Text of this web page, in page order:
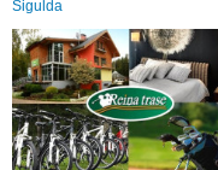
Sigulda